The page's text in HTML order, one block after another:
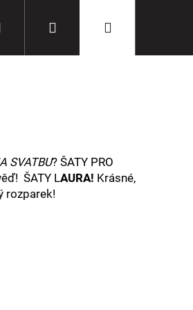
Přihlášení
SVATBU? ŠATY PRO
ŠATY LAURA! Krásné,
rozparek!